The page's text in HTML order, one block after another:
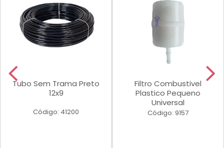
Tubo Sem Trama Preto
12x9
Código: 41200
Filtro Combustivel
Plastico Pequeno
Universal
Código: 9157